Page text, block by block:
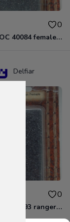
0
D&D - WOC 40084 female human wizard Miniature - Donjons Dragons
Delfiar
0
D&D - WOC 40093 ranger human female Miniature - Donjons Dragons